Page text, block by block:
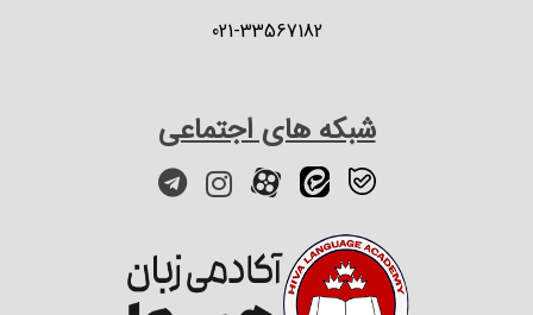
021-33567182
شبکه های اجتماعی